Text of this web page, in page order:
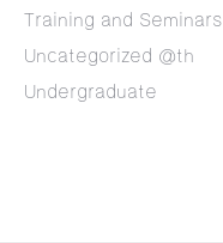
Training and Seminars
Uncategorized @th
Undergraduate